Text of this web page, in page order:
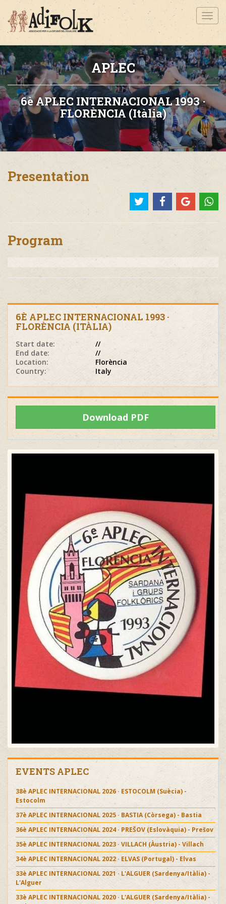
APLEC
6è APLEC INTERNACIONAL 1993 ·
FLORÈNCIA (Itàlia)
Presentation
Program
6È APLEC INTERNACIONAL 1993 ·
FLORÈNCIA (ITÀLIA)
Start date:
//
End date:
//
Location:
Florència
Country:
Italy
Download PDF
EVENTS APLEC
38è APLEC INTERNACIONAL 2026 · ESTOCOLM (Suècia) -
Estocolm
37è APLEC INTERNACIONAL 2025 · BASTIA (Còrsega) - Bastia
36è APLEC INTERNACIONAL 2024 · PREŠOV (Eslovàquia) - Prešov
35è APLEC INTERNACIONAL 2023 · VILLACH (Àustria) - Villach
34è APLEC INTERNACIONAL 2022 · ELVAS (Portugal) - Elvas
33è APLEC INTERNACIONAL 2021 · L'ALGUER (Sardenya/Itàlia) -
L'Alguer
33è APLEC INTERNACIONAL 2020 · L'ALGUER (Sardenya/Itàlia) -